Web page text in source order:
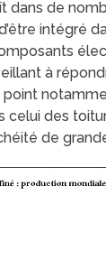
dans de
intégré
à
point
celui des
de